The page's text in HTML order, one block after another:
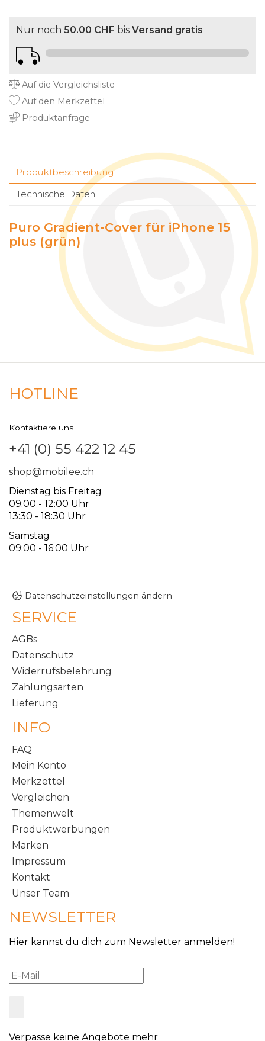
Nur noch 50.00 CHF bis Versand gratis
Auf die Vergleichsliste
Auf den Merkzettel
Produktanfrage
Produktbeschreibung
Technische Daten
Puro Gradient-Cover für iPhone 15
plus (grün)
HOTLINE
Kontaktiere uns
+41 (0) 55 422 12 45
shop@mobilee.ch
Dienstag bis Freitag
09:00 - 12:00 Uhr
13:30 - 18:30 Uhr
Samstag
09:00 - 16:00 Uhr
Datenschutzeinstellungen ändern
SERVICE
AGBs
Datenschutz
Widerrufsbelehrung
Zahlungsarten
Lieferung
INFO
FAQ
Mein Konto
Merkzettel
Vergleichen
Themenwelt
Produktwerbungen
Marken
Impressum
Kontakt
Unser Team
NEWSLETTER
Hier kannst du dich zum Newsletter anmelden!
Verpasse keine Angebote mehr